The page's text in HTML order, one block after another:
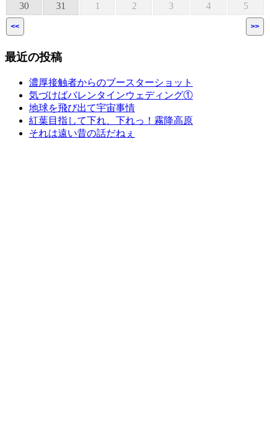
30
31 1 2 3 4 5
<< >>
最近の投稿
濃厚接触者からのブースターショット
気づけばバレンタインウェディング①
地球を飛び出て宇宙事情
紅葉目指して下れ、下れっ！霧降高原
それは遠い昔の話だねぇ